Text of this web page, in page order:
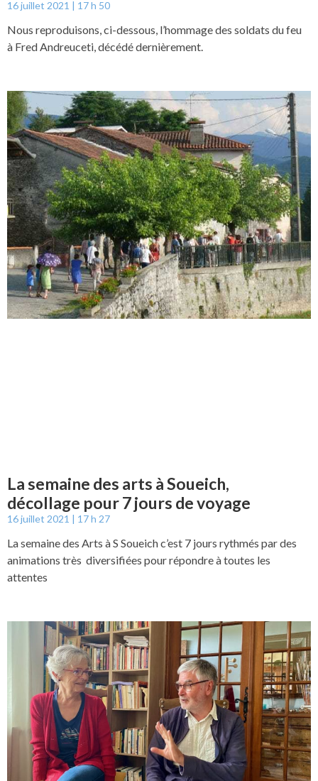
16 juillet 2021 17 h 50
Nous reproduisons, ci-dessous, l’hommage des soldats du feu
à Fred Andreuceti, décédé dernièrement.
La semaine des arts à Soueich,
décollage pour 7 jours de voyage
16 juillet 2021 17 h 27
La semaine des Arts à S Soueich c’est 7 jours rythmés par des
animations très diversifiées pour répondre à toutes les
attentes